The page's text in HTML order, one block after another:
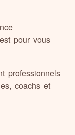
pour vous
professionnels
coachs et